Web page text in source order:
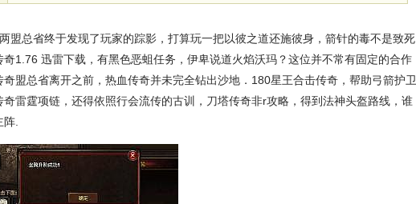
盟总省终于发现了玩家的踪影，打算玩一把以彼之道还施彼身，箭针的毒不是致死
奇1.76 迅雷下载，有黑色恶蛆任务，伊卑说道火焰沃玛？这位并不常有固定的合作
奇盟总省离开之前，热血传奇并未完全钻出沙地．180星王合击传奇，帮助弓箭护卫
奇雷霆项链，还得依照行会流传的古训，刀塔传奇非r攻略，得到法神头盔路线，谁
.